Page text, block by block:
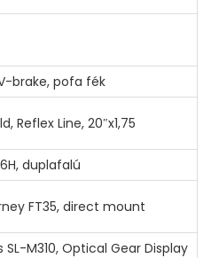
brake, pofa fék
Reflex Line, 20″x1,75
duplafalú
FT35, direct mount
M310, Optical Gear Display